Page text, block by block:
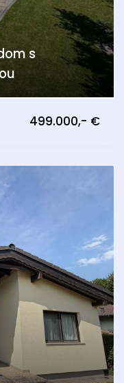
s
499.000,- €